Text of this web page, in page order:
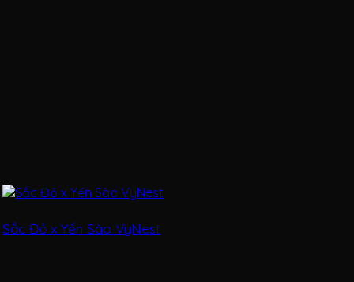
Sắc Đỏ x Yến Sào VyNest